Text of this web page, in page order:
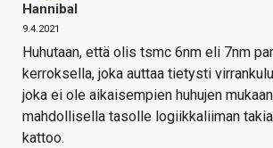
Hannibal
9.4.2021
Huhutaan, että olis tsmc 6nm eli 7nm
kerroksella, joka auttaa tietysti
joka ei ole aikaisempien huhujen
mahdollisella tasolle logiikkaliiman
kattoo.